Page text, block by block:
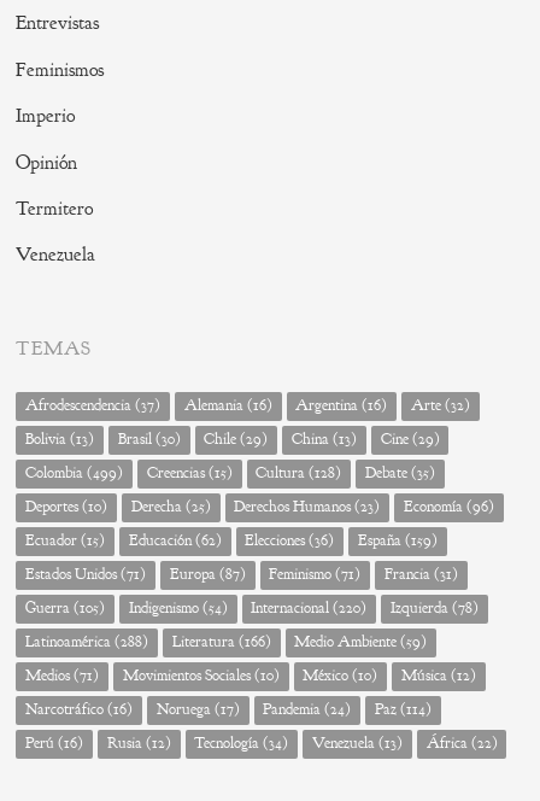
Entrevistas
Feminismos
Imperio
Opinión
Termitero
Venezuela
TEMAS
Afrodescendencia(37) Alemania(16) Argentina(16) Arte(32)
Bolivia(13) Brasil(30) Chile(29) China(13) Cine(29)
Colombia(499) Creencias(15) Cultura(128) Debate(35)
Deportes(10) Derecha(25) Derechos Humanos(23) Economía(96)
Ecuador(15) Educación(62) Elecciones(36) España(159)
Estados Unidos(71) Europa(87) Feminismo(71) Francia(31)
Guerra(105) Indigenismo(54) Internacional(220) Izquierda(78)
Latinoamérica(288) Literatura(166) Medio Ambiente(59)
Medios(71) Movimientos Sociales(10) México(10) Música(12)
Narcotráfico(16) Noruega(17) Pandemia(24) Paz(114)
Perú (16) Rusia(12) Tecnología(34) Venezuela(13) África(22)